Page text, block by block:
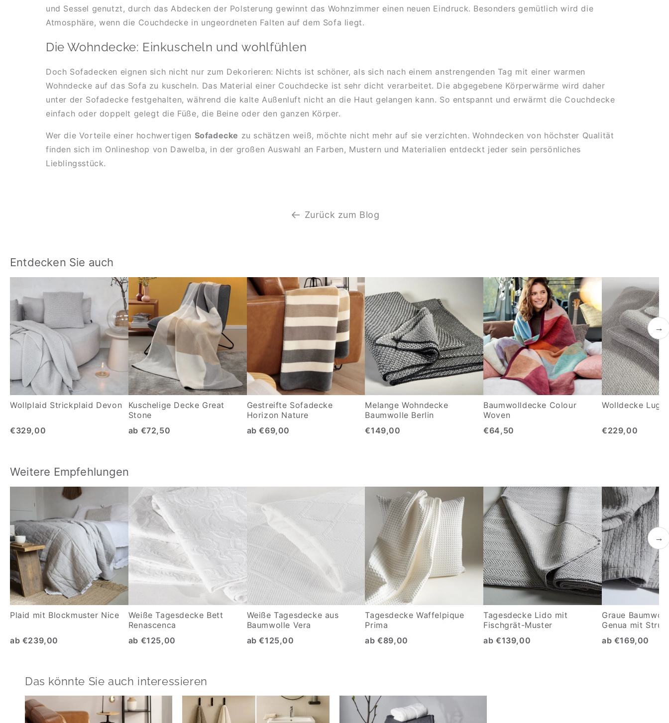
und Sessel genutzt, durch das Abdecken der Polsterung gewinnt das Wohnzimmer einen neuen Eindruck. Besonders gemütlich wird die
Atmosphäre, wenn die Couchdecke in ungeordneten Falten auf dem Sofa liegt.
Die Wohndecke: Einkuscheln und wohlfühlen
Doch Sofadecken eignen sich nicht nur zum Dekorieren: Nichts ist schöner, als sich nach einem anstrengenden Tag mit einer warmen
Wohndecke auf das Sofa zu kuscheln. Das Material einer Couchdecke ist sehr dicht verarbeitet. Die abgegebene Körperwärme wird daher
unter der Sofadecke festgehalten, während die kalte Außenluft nicht an die Haut gelangen kann. So entspannt und erwärmt die Couchdecke
einfach oder doppelt gelegt die Füße, die Beine oder den ganzen Körper.
Wer die Vorteile einer hochwertigen Sofadecke zu schätzen weiß, möchte nicht mehr auf sie verzichten. Wohndecken von höchster Qualität
finden sich im Onlineshop von Dawelba, in der großen Auswahl an Farben, Mustern und Materialien entdeckt jeder sein persönliches
Lieblingsstück.
Zurück zum Blog
Entdecken Sie auch
Wollplaid Strickplaid Devon
€329,00
Kuschelige Decke Great
Stone
ab €72,50
Gestreifte Sofadecke
Horizon Nature
ab €69,00
Melange Wohndecke
Baumwolle Berlin
€149,00
Baumwolldecke Colour
Woven
€64,50
Wolldecke
€229,00
→
Weitere Empfehlungen
Plaid mit Blockmuster Nice
ab €239,00
Weiße Tagesdecke Bett
Renascenca
ab €125,00
Weiße Tagesdecke aus
Baumwolle Vera
ab €125,00
Tagesdecke Waffelpique
Prima
ab €89,00
Tagesdecke Lido mit
Fischgrät-Muster
ab €139,00
Graue
Genua mit
ab €169,00
→
Das könnte Sie auch interessieren